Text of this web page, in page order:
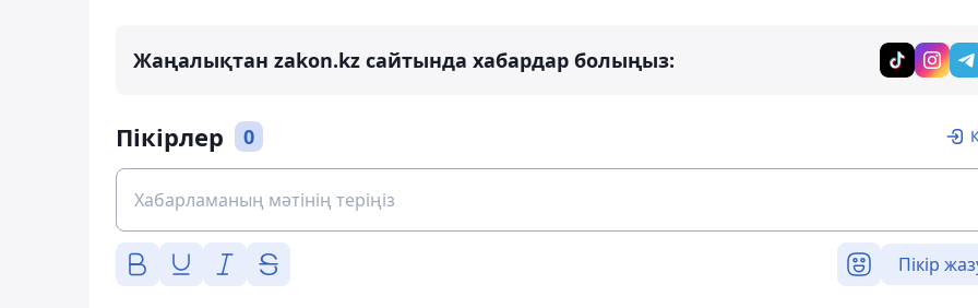
Жаңалықтан zakon.kz сайтында хабардар болыңыз:
Пікірлер 0
Пікір